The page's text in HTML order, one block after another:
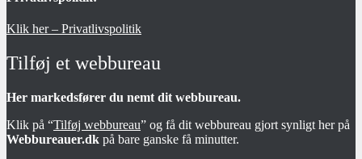
Klik her – Privatlivspolitik
Tilføj et webbureau
Her markedsfører du nemt dit webbureau.
Klik på “Tilføj webbureau” og få dit webbureau gjort synligt her på
Webbureauer.dk på bare ganske få minutter.